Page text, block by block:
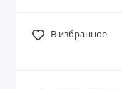
В избранное